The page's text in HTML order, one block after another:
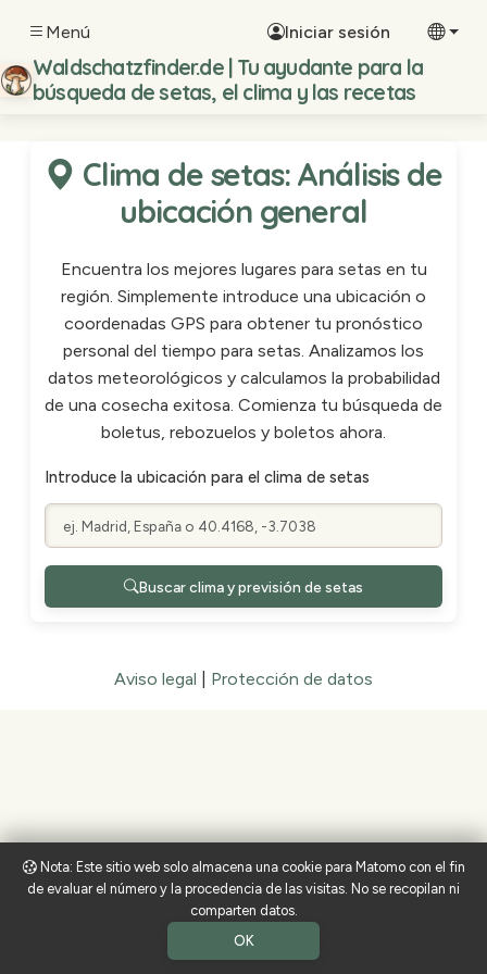
Menú Iniciar sesión
Waldschatzfinder.de | Tu ayudante para la
búsqueda de setas, el clima y las recetas
Clima de setas: Análisis de
ubicación general
Encuentra los mejores lugares para setas en tu
región. Simplemente introduce una ubicación o
coordenadas GPS para obtener tu pronóstico
personal del tiempo para setas. Analizamos los
datos meteorológicos y calculamos la probabilidad
de una cosecha exitosa. Comienza tu búsqueda de
boletus, rebozuelos y boletos ahora.
Introduce la ubicación para el clima de setas
Buscar clima y previsión de setas
Nota: Este sitio web solo almacena una cookie para Matomo con el fin
de evaluar el número y la procedencia de las visitas. No se recopilan ni
comparten datos.
OK
Aviso legal Protección de datos